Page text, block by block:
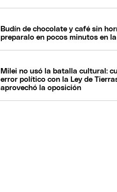
Budín de chocolate y café sin
preparalo en pocos minutos en
Milei no usó la batalla cultural:
error político con la Ley de
aprovechó la oposición